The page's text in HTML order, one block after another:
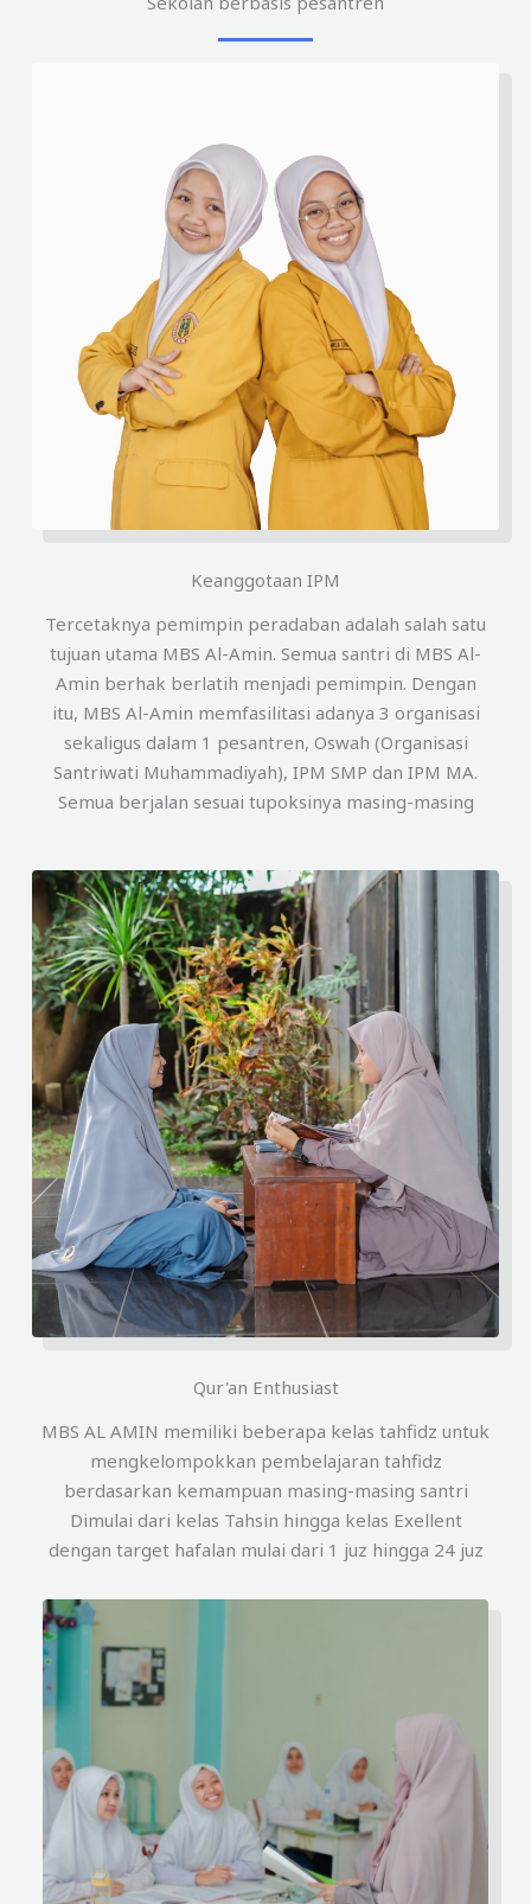
Keanggotaan IPM
Tercetaknya pemimpin peradaban adalah salah satu
tujuan utama MBS Al-Amin. Semua santri di MBS Al-
Amin berhak berlatih menjadi pemimpin. Dengan
itu, MBS Al-Amin memfasilitasi adanya 3 organisasi
sekaligus dalam 1 pesantren, Oswah (Organisasi
Santriwati Muhammadiyah), IPM SMP dan IPM MA.
Semua berjalan sesuai tupoksinya masing-masing
Qur'an Enthusiast
MBS AL AMIN memiliki beberapa kelas tahfidz untuk
mengkelompokkan pembelajaran tahfidz
berdasarkan kemampuan masing-masing santri
Dimulai dari kelas Tahsin hingga kelas Exellent
dengan target hafalan mulai dari 1 juz hingga 24 juz